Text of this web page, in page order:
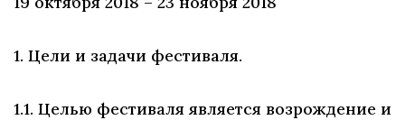
1. Цели и задачи фестиваля.
1.1. Целью фестиваля является возрождение и